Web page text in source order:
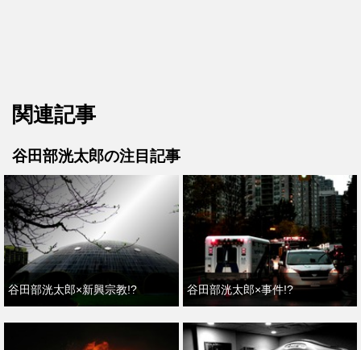
関連記事
谷田部洸太郎の注目記事
谷田部洸太郎×新興宗教!? 谷田部洸太郎×事件!?